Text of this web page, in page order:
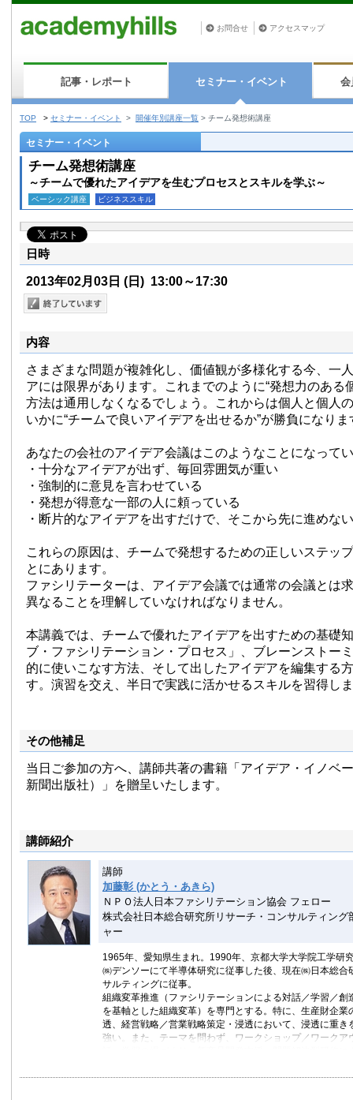
お問合せ アクセスマップ
記事・レポート セミナー・イベント 会
TOP > セミナー・イベント > 開催年別講座一覧 > チーム発想術講座
セミナー・イベント
チーム発想術講座
～チームで優れたアイデアを生むプロセスとスキルを学ぶ～
ベーシック講座 ビジネススキル
日時
2013年02月03日 (日) 13:00～17:30
内容
さまざまな問題が複雑化し、価値観が多様化する今、一
アには限界があります。これまでのように“発想力のある
方法は通用しなくなるでしょう。これからは個人と個人
いかに“チームで良いアイデアを出せるか”が勝負になりま
あなたの会社のアイデア会議はこのようなことになって
・十分なアイデアが出ず、毎回雰囲気が重い
・強制的に意見を言わせている
・発想が得意な一部の人に頼っている
・断片的なアイデアを出すだけで、そこから先に進めない
これらの原因は、チームで発想するための正しいステッ
とにあります。
ファシリテーターは、アイデア会議では通常の会議とは
異なることを理解していなければなりません。
本講義では、チームで優れたアイデアを出すための基礎
ブ・ファシリテーション・プロセス」、ブレーンストー
的に使いこなす方法、そして出したアイデアを編集する
す。演習を交え、半日で実践に活かせるスキルを習得し
その他補足
当日ご参加の方へ、講師共著の書籍「アイデア・イノベ
新聞出版社）」を贈呈いたします。
講師紹介
講師
加藤彰 (かとう・あきら)
ＮＰＯ法人日本ファシリテーション協会 フェロー
株式会社日本総合研究所リサーチ・コンサルティング
ャー
1965年、愛知県生まれ。1990年、京都大学大学院工学研
㈱デンソーにて半導体研究に従事した後、現在㈱日本総合
サルティングに従事。
組織変革推進（ファシリテーションによる対話／学習／創
を基軸とした組織変革）を専門とする。特に、生産財企業
透、経営戦略／営業戦略策定・浸透において、浸透に重き
強い。また、テーマを問わず、ワークショップ／ワークア
顧客企業メンバーの創造的意見を引き出すファシリテータ